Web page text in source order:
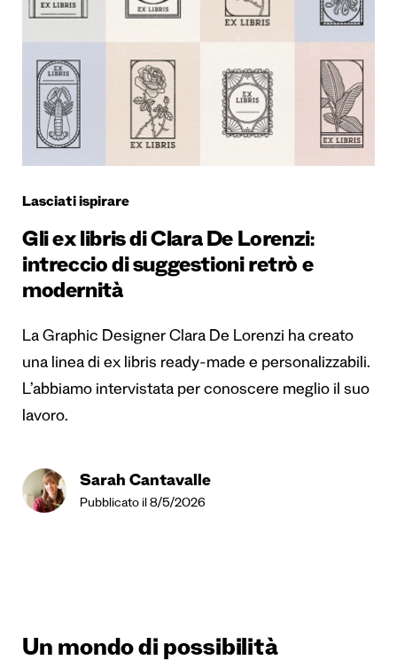
Lasciati ispirare
Gli ex libris di Clara De Lorenzi:
intreccio di suggestioni retrò e
modernità
La Graphic Designer Clara De Lorenzi ha creato
una linea di ex libris ready-made e personalizzabili.
L’abbiamo intervistata per conoscere meglio il suo
lavoro.
Sarah Cantavalle
Pubblicato il 8/5/2026
Un mondo di possibilità